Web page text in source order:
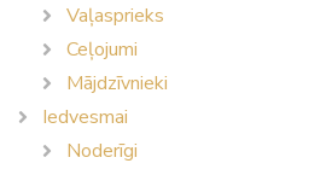
Vaļasprieks
Ceļojumi
Mājdzīvnieki
Iedvesmai
Noderīgi